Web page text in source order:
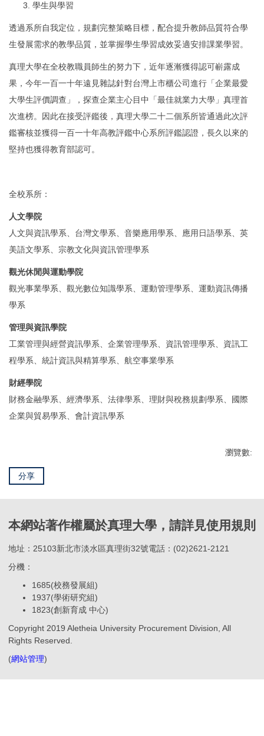
學生與學習
透過系所自我定位，規劃完整策略目標，配合提升教師品質符合學
生發展需求的教學品質，並掌握學生學習成效妥適安排課業學習。
真理大學在全校教職員師生的努力下，近年逐漸獲得認可嶄露成
果，今年一百一十年遠見雜誌針對台灣上市櫃公司進行「企業最愛
大學生評價調查」，探查企業主心目中「最佳就業力大學」真理首
次進榜。因此在接受評鑑後，真理大學二十二個系所皆通過此次評
鑑審核並獲得一百一十年高教評鑑中心系所評鑑認證，長久以來的
堅持也獲得教育部認可。
全校系所：
人文學院
人文與資訊學系、台灣文學系、音樂應用學系、應用日語學系、英
美語文學系、宗教文化與資訊管理學系
觀光休閒與運動學院
觀光事業學系、觀光數位知識學系、運動管理學系、運動資訊傳播
學系
管理與資訊學院
工業管理與經營資訊學系、企業管理學系、資訊管理學系、資訊工
程學系、統計資訊與精算學系、航空事業學系
財經學院
財務金融學系、經濟學系、法律學系、理財與稅務規劃學系、國際
企業與貿易學系、會計資訊學系
瀏覽數:
分享
本網站著作權屬於真理大學，請詳見使用規則
地址：25103新北市淡水區真理街32號電話：(02)2621-2121
分機：
1685(校務發展組)
1937(學術研究組)
1823(創新育成 中心)
Copyright 2019 Aletheia University Procurement Division, All
Rights Reserved.
(網站管理)